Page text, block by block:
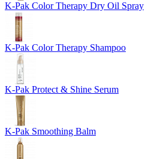
K-Pak Color Therapy Dry Oil Spray
K-Pak Color Therapy Shampoo
K-Pak Protect & Shine Serum
K-Pak Smoothing Balm